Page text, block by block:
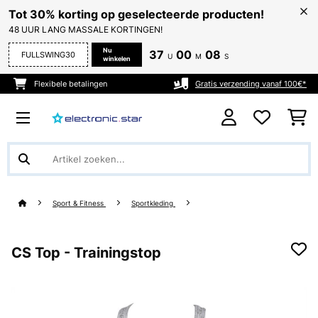
Tot 30% korting op geselecteerde producten!
48 UUR LANG MASSALE KORTINGEN!
FULLSWING30
Nu
winkelen
37 U 00 M 08 S
Flexibele betalingen Gratis verzending vanaf 100€*
Sport & Fitness Sportkleding
CS Top - Trainingstop